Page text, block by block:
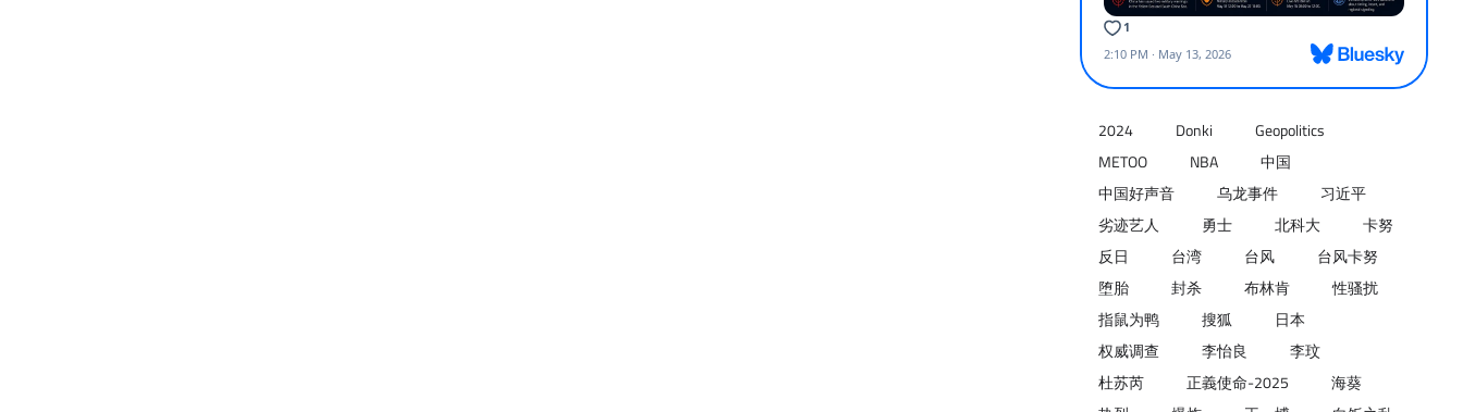
2024 Donki
Geopolitics
METOO
NBA
中国
中国好声音
乌龙事件
习近平
劣迹艺人
勇士 北科大
卡努
反日
台湾 台风
台风卡努
堕胎
封杀 布林肯
性骚扰
指鼠为鸭
搜狐
日本
权威调查
李怡良
李玟
杜苏芮
正義使命-2025
海葵